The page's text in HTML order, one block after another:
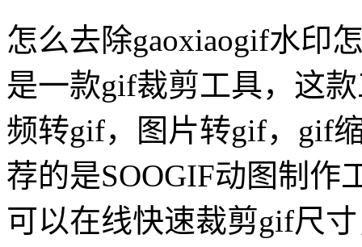
怎么去除gaoxiaogif水印
是一款gif裁剪工具，这
频转gif，图片转gif，gif
荐的是SOOGIF动图制作
可以在线快速裁剪gif尺